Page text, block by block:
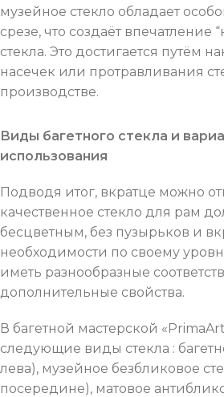
музейное стекло обладает
срезе, что создаёт впечатление
стекла. Это достигается путём
насечек или протравливания
производстве.
Виды багетного стекла и
использования
Подводя итог, вкратце можно
качественное стекло для рам
бесцветным, без пузырьков и
необходимости по своему
иметь разнообразные
дополнительные свойства.
В багетной мастерской
следующие виды стекла :
лева), музейное безбликовое
посередине), матовое